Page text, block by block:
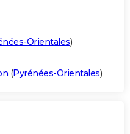
Orientales)
(Pyrénées-Orientales)